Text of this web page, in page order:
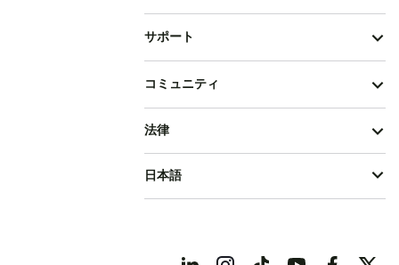
サポート
コミュニティ
法律
日本語